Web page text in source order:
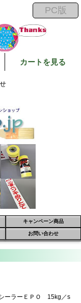
カートを見る
キャンペーン商品
お問い合わせ
シーラーＥＰＯ 15kg／s